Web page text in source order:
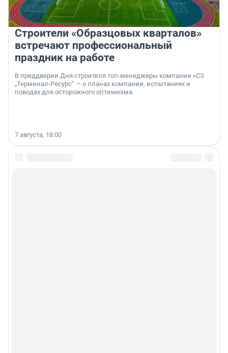
Строители «Образцовых кварталов»
встречают профессиональный
праздник на работе
В преддверии Дня строителя топ-менеджеры компании «СЗ
„Терминал-Ресурс“ — о планах компании, испытаниях и
поводах для осторожного оптимизма.
7 августа, 18:00